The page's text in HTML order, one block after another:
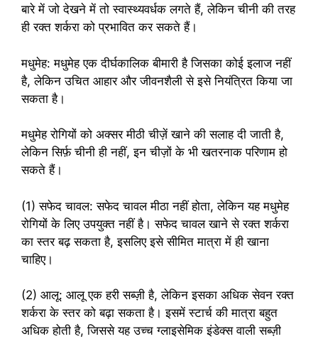
बारे में जो देखने में तो स्वास्थ्यवर्धक लगते हैं, लेकिन चीनी की तरह
ही रक्त शर्करा को प्रभावित कर सकते हैं।
मधुमेह: मधुमेह एक दीर्घकालिक बीमारी है जिसका कोई इलाज नहीं
है, लेकिन उचित आहार और जीवनशैली से इसे नियंत्रित किया जा
सकता है।
मधुमेह रोगियों को अक्सर मीठी चीज़ें खाने की सलाह दी जाती है,
लेकिन सिर्फ़ चीनी ही नहीं, इन चीज़ों के भी खतरनाक परिणाम हो
सकते हैं।
(1) सफेद चावल: सफेद चावल मीठा नहीं होता, लेकिन यह मधुमेह
रोगियों के लिए उपयुक्त नहीं है। सफेद चावल खाने से रक्त शर्करा
का स्तर बढ़ सकता है, इसलिए इसे सीमित मात्रा में ही खाना
चाहिए।
(2) आलू: आलू एक हरी सब्ज़ी है, लेकिन इसका अधिक सेवन रक्त
शर्करा के स्तर को बढ़ा सकता है। इसमें स्टार्च की मात्रा बहुत
अधिक होती है, जिससे यह उच्च ग्लाइसेमिक इंडेक्स वाली सब्ज़ी